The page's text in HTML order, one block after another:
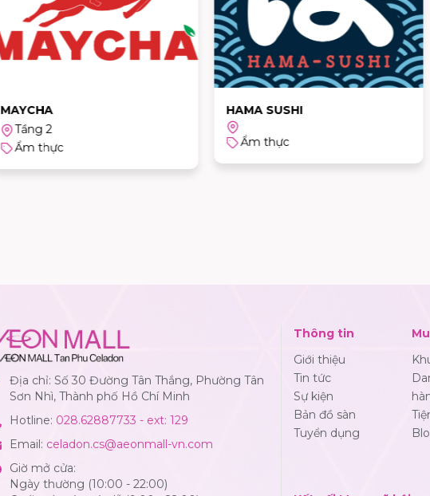
MAYCHA
Tầng 2
Ẩm thực
HAMA SUSHI
Ẩm thực
Địa chỉ: Số 30 Đường Tân Thắng, Phường Tân
Sơn Nhì, Thành phố Hồ Chí Minh
Hotline: 028.62887733 - ext: 129
Email: celadon.cs@aeonmall-vn.com
Giờ mở cửa:
Ngày thường (10:00 - 22:00)
Thông tin
Giới thiệu
Tin tức
Sự kiện
Bản đồ sàn
Tuyển dụng